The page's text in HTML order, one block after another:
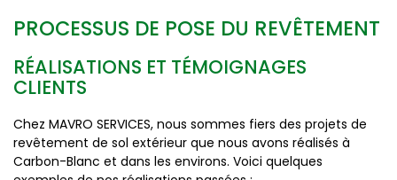
PROCESSUS DE POSE DU REVÊTEMENT
RÉALISATIONS ET TÉMOIGNAGES
CLIENTS
Chez MAVRO SERVICES, nous sommes fiers des projets de
revêtement de sol extérieur que nous avons réalisés à
Carbon-Blanc et dans les environs. Voici quelques